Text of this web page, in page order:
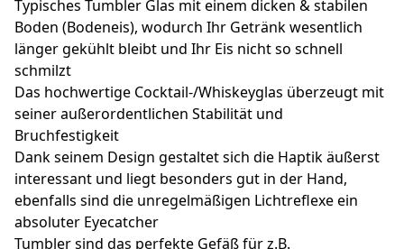
Typisches Tumbler Glas mit einem dicken & stabilen
Boden (Bodeneis), wodurch Ihr Getränk wesentlich
länger gekühlt bleibt und Ihr Eis nicht so schnell
schmilzt
Das hochwertige Cocktail-/Whiskeyglas überzeugt mit
seiner außerordentlichen Stabilität und
Bruchfestigkeit
Dank seinem Design gestaltet sich die Haptik äußerst
interessant und liegt besonders gut in der Hand,
ebenfalls sind die unregelmäßigen Lichtreflexe ein
absoluter Eyecatcher
Tumbler sind das perfekte Gefäß für z.B.